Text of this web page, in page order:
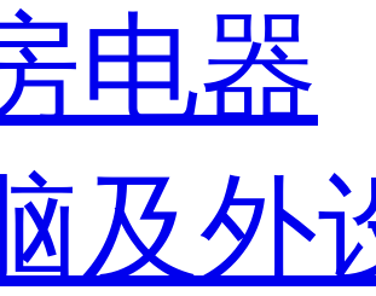
电器
及外